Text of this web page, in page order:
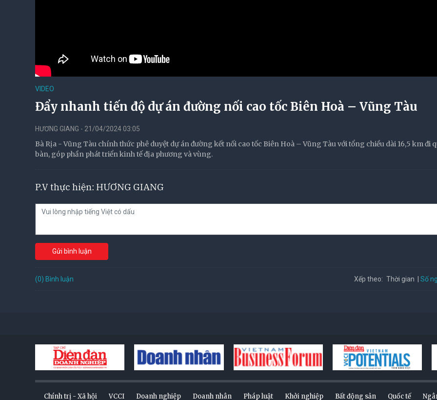
VIDEO
Đẩy nhanh tiến độ dự án đường nối cao tốc Biên Hoà – Vũng Tàu
HƯƠNG GIANG - 21/04/2024 03:05
Bà Rịa - Vũng Tàu chính thức phê duyệt dự án đường kết nối cao tốc Biên Hoà – Vũng Tàu với tổng chiều dài 16,5 km đi
bàn, góp phần phát triển kinh tế địa phương và vùng.
P.V thực hiện: HƯƠNG GIANG
Gửi bình luận
(0) Bình luận Xếp theo: Thời gian Số
Chính trị - Xã hội VCCI Doanh nghiệp Doanh nhân Pháp luật Khởi nghiệp Bất động sản Quốc tế